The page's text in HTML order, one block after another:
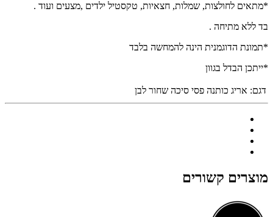
*מתאים לחולצות, שמלות, חצאיות, טקסטיל ילדים ,מצעים ועוד .
בד ללא מתיחה .
*תמונת הדוגמנית הינה להמחשה בלבד
*ייתכן הבדל בגוון
דגם: אריג כותנה פסי סיכה שחור לבן
מוצרים קשורים